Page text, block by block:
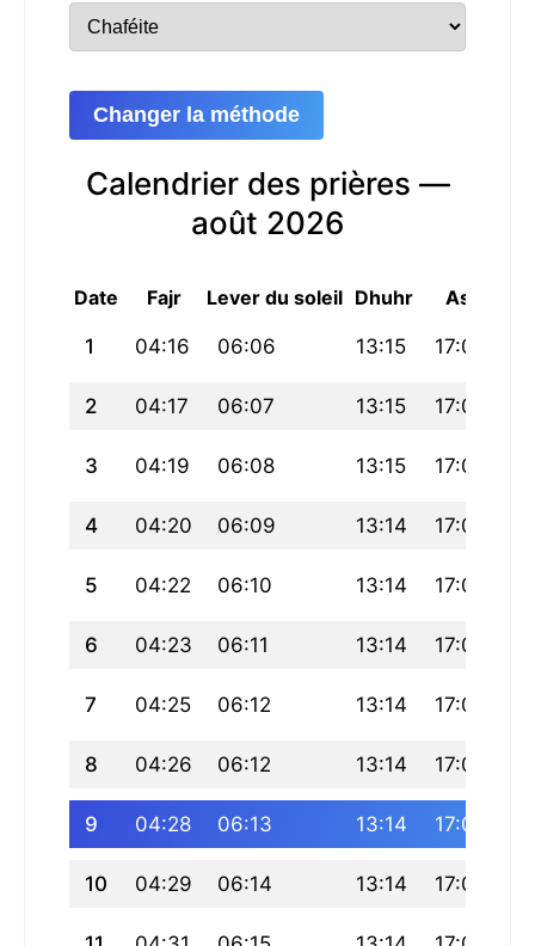
Changer la méthode
Calendrier des prières —
août 2026
Date Fajr Lever du soleil Dhuhr Asr
1 04:16 06:06 13:15 17:09
2 04:17 06:07 13:15 17:09
3 04:19 06:08 13:15 17:08
4 04:20 06:09 13:14 17:08
5 04:22 06:10 13:14 17:07
6 04:23 06:11 13:14 17:07
7 04:25 06:12 13:14 17:06
8 04:26 06:12 13:14 17:06
9 04:28 06:13 13:14 17:06
10 04:29 06:14 13:14 17:05